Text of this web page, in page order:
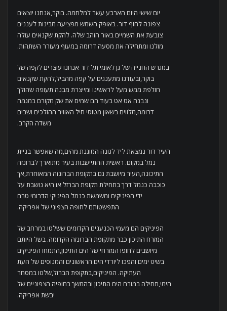
יום שישי היום הארבע עשר למלחמה. בוקר,אנחנו יוצאים
צפונה לחוף דור. באופק השמש מפציעה מבינות לעננים
צובעת את השמיים באור הזהב שלה. להקת שקנאים עולה
מולנו ומתחילה את מסעה דרומה במעוף מעורר השתהות.
במגרש החנייה של גן לאומי תל דור אנחנו עוצרים לקפה של
בוקר,ובעודנו מתענגים על קפה מהביל,להקת שקנאים
חולפת ממש מעל לראשינו ומייצרת מבנה תעופה שהולך
ונבנה אט אט בעוד הם שמים את שק מקורם במגמה
דרומה,מלווים בשאון מטוסי חיל האוויר ההולכים ושבים
משדה הקרב.
העיר דור נמצאת ליד לגונה המוגנת מהים,מה שאפשר בניית
נמל במקום. ראשית ההתיישבות בעיר מתוארך לברונזה
התיכונה,העיר מיושבת גם בתקופת הברונזה המאוחרת,אך
כוכבה כנמל דרך בתחילת תקופת הברזל אז היא נושבת על
ידי הפיניקים ומשמשת כנמל הפיניקי הדרומי טרם
התפשטותם לחופה הצפוני של אפריקה.
הפיניקים הם מעמי הכנענים הקדומים ששלטו במרחב של
המזרח התיכון כבר מתקופת הברונזה הקדומה. בשל היותם
מיושבים לחופו המזרחי של הים התיכון,התמחו הפיניקים
בשיט ימים והפכו ליורדי הים הראשונים והמנוסים של העת
העתיקה. הפיניקים,בתקופת הברזל,שלטו במסחר
הימי,תחילה במזרח הים התיכון ובהמשך בחופיה הצפוניים של
יבשת אפריקה.